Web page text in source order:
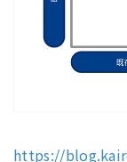
https://